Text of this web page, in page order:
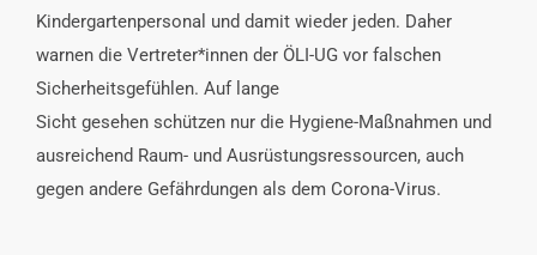
Kindergartenpersonal und damit wieder jeden. Daher
warnen die Vertreter*innen der ÖLI-UG vor falschen
Sicherheitsgefühlen. Auf lange
Sicht gesehen schützen nur die Hygiene-Maßnahmen und
ausreichend Raum- und Ausrüstungsressourcen, auch
gegen andere Gefährdungen als dem Corona-Virus.